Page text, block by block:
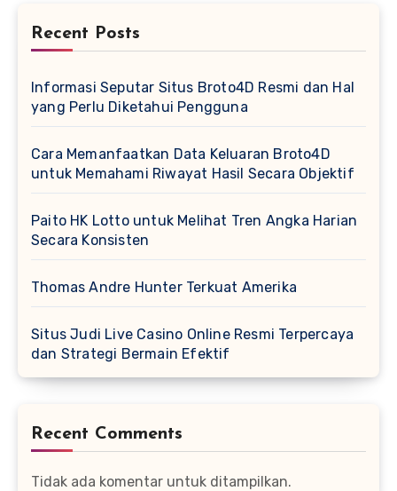
Recent Posts
Informasi Seputar Situs Broto4D Resmi dan Hal
yang Perlu Diketahui Pengguna
Cara Memanfaatkan Data Keluaran Broto4D
untuk Memahami Riwayat Hasil Secara Objektif
Paito HK Lotto untuk Melihat Tren Angka Harian
Secara Konsisten
Thomas Andre Hunter Terkuat Amerika
Situs Judi Live Casino Online Resmi Terpercaya
dan Strategi Bermain Efektif
Recent Comments
Tidak ada komentar untuk ditampilkan.